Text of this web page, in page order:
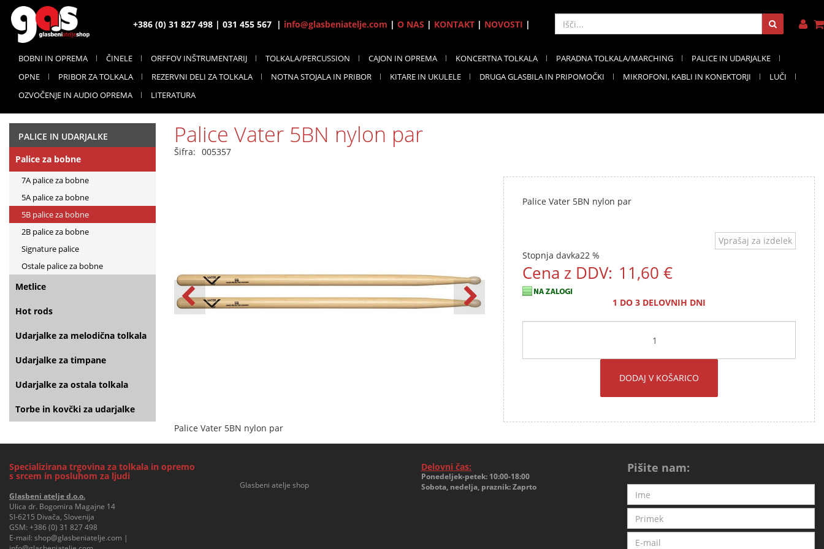
+386 (0) 31 827 498 | 031 455 567 | info@glasbeniatelje.com | O NAS | KONTAKT| NOVOSTI |
BOBNI IN OPREMA ČINELE ORFFOV INŠTRUMENTARIJ TOLKALA/PERCUSSION CAJON IN OPREMA KONCERTNA TOLKALA PARADNA TOLKALA/MARCHING
PALICE IN UDARJALKE
OPNE
PRIBOR ZA TOLKALA REZERVNI DELI ZA TOLKALA NOTNA STOJALA IN PRIBOR KITARE IN UKULELE DRUGA GLASBILA IN PRIPOMOČKI MIKROFONI, KABLI IN KONEKTORJI
LUČI
OZVOČENJE IN AUDIO OPREMA
LITERATURA
PALICE IN UDARJALKE
Palice za bobne
7A palice za bobne
5A palice za bobne
5B palice za bobne
2B palice za bobne
Signature palice
Ostale palice za bobne
Metlice
Hot rods
Udarjalke za melodična tolkala
Udarjalke za timpane
Udarjalke za ostala tolkala
Torbe in kovčki za udarjalke
Palice Vater 5BN nylon par
Šifra: 005357
Palice Vater 5BN nylon par
Vprašaj za izdelek
Stopnja davka22 %
Cena z DDV: 11,60 €
1 DO 3 DELOVNIH DNI
DODAJ V KOŠARICO
Palice Vater 5BN nylon par
Specializirana trgovina za tolkala in opremo
s srcem in posluhom za ljudi
Glasbeni atelje d.o.o.
Ulica dr. Bogomira Magajne 14
SI-6215 Divača, Slovenija
GSM: +386 (0) 31 827 498
E-mail: shop@glasbeniatelje.com |
Glasbeni atelje shop
Delovni čas:
Ponedeljek-petek: 10:00-18:00
Sobota, nedelja, praznik: Zaprto
Pišite nam: